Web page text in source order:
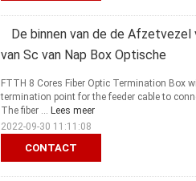
De binnen van de de
van Sc van Nap Box Optische
CONTACT
FTTH 8 Cores Fiber Optic Termination Box
termination point for the feeder cable to
The fiber ... Lees meer
2022-09-30 11:11:08